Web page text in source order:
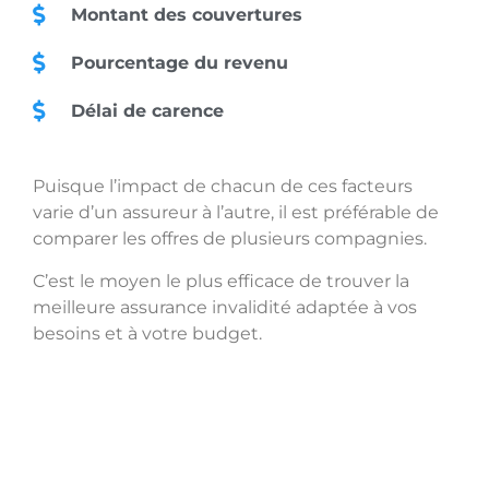
Montant des couvertures
Pourcentage du revenu
Délai de carence
Puisque l’impact de chacun de ces facteurs
varie d’un assureur à l’autre, il est préférable de
comparer les offres de plusieurs compagnies.
C’est le moyen le plus efficace de trouver la
meilleure assurance invalidité adaptée à vos
besoins et à votre budget.